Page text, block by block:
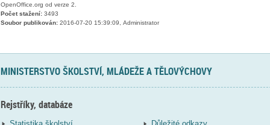
OpenOffice.org od verze 2.
Počet stažení:3493
Soubor publikován:2016-07-20 15:39:09, Administrator
MINISTERSTVO ŠKOLSTVÍ, MLÁDEŽE A TĚLOVÝCHOVY
Rejstříky, databáze